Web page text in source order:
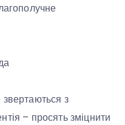
з
– просять зміцнити